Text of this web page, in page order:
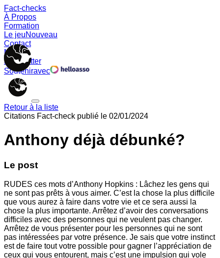
Fact-checks
À Propos
Formation
Le jeuNouveau
Contact
Memes
Newsletter
Souteniravec
Retour à la liste
Citations Fact-check publié le 02/01/2024
Anthony déjà débunké?
Le post
RUDES ces mots d’Anthony Hopkins : Lâchez les gens qui
ne sont pas prêts à vous aimer. C’est la chose la plus difficile
que vous aurez à faire dans votre vie et ce sera aussi la
chose la plus importante. Arrêtez d’avoir des conversations
difficiles avec des personnes qui ne veulent pas changer.
Arrêtez de vous présenter pour les personnes qui ne sont
pas intéressées par votre présence. Je sais que votre instinct
est de faire tout votre possible pour gagner l’appréciation de
ceux qui vous entourent, mais c’est une impulsion qui vole